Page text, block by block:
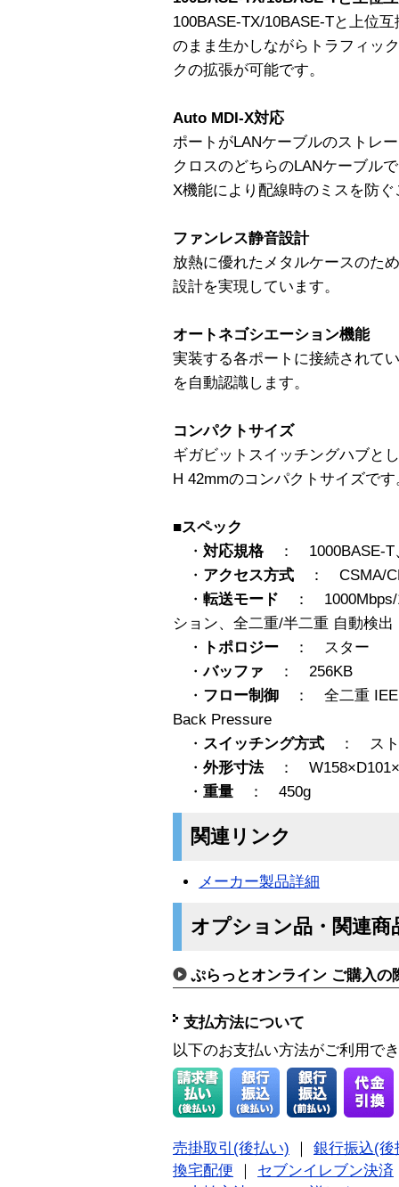
100BASE-TX/10BASE-Tと上位
のまま生かしながらトラフィッ
クの拡張が可能です。
Auto MDI-X対応
ポートがLANケーブルのストレ
クロスのどちらのLANケーブル
X機能により配線時のミスを防
ファンレス静音設計
放熱に優れたメタルケースのた
設計を実現しています。
オートネゴシエーション機能
実装する各ポートに接続されて
を自動認識します。
コンパクトサイズ
ギガビットスイッチングハブと
H 42mmのコンパクトサイズです
■スペック
・ 対応規格： 1000BASE-T
・ アクセス方式 ： CSMA/
・ 転送モード ： 1000Mbps/
ション、全二重/半二重 自動検出
・
トポロジー ： スター
・バッファ ： 256KB
・ フロー制御 ： 全二重
Back Pressure
・ スイッチング方式 ： スト
・ 外形寸法：
・ 重量 ： 450g
関連リンク
メーカー製品詳細
オプション品・関連商
ぷらっとオンライン ご購入の
支払方法について
以下のお支払い方法がご利用で
売掛取引(後払い)
銀行振込(後
換宅配便
セブンイレブン決済